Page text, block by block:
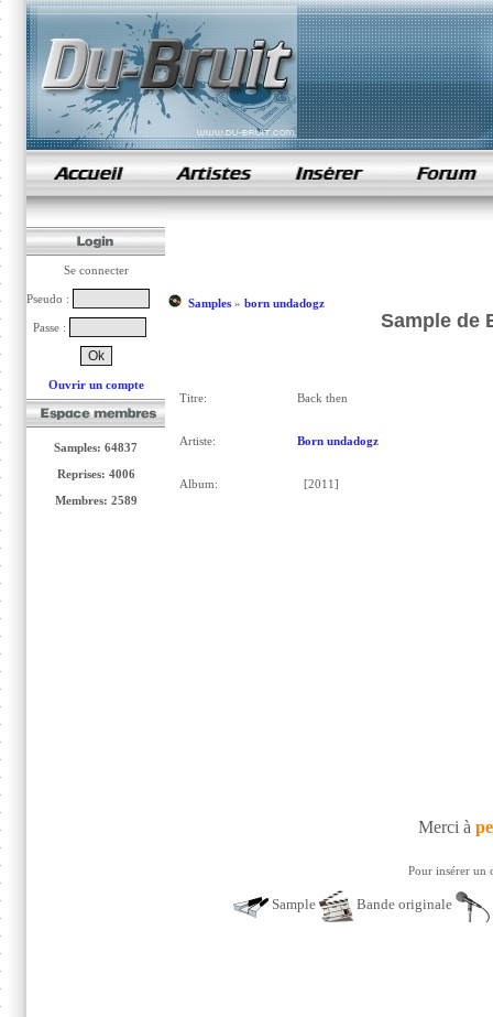
samples de rap
Se connecter
Pseudo :
Passe :
Ouvrir un compte
Samples: 64837
Reprises: 4006
Membres: 2589
Samples» born undadogz
Sample de
Titre: Back then
Artiste: Born undadogz
Album: [2011]
Merci à
Pour insérer un
Sample Bande originale